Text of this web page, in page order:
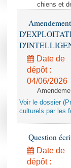
chiens et
Date de
dépôt :
04/06/2026
Voir le dossier
culturels par les
Question
Date de
dépôt :